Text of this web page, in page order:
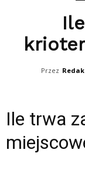
Przez
Ile trwa